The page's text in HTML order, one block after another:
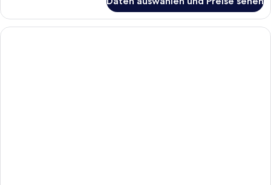
Vierbettzimmer,
2 Schlafzimmer,
Nichtraucher